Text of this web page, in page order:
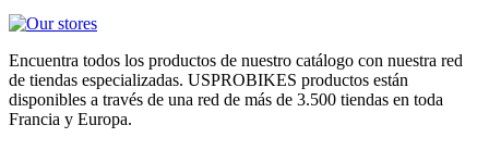
Encuentra todos los productos de nuestro catálogo con nuestra red
de tiendas especializadas. USPROBIKES productos están
disponibles a través de una red de más de 3.500 tiendas en toda
Francia y Europa.